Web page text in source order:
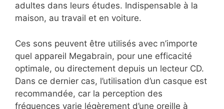
adultes dans leurs études. Indispensable à la
maison, au travail et en voiture.
Ces sons peuvent être utilisés avec n’importe
quel appareil Megabrain, pour une efficacité
optimale, ou directement depuis un lecteur CD.
Dans ce dernier cas, l’utilisation d’un casque est
recommandée, car la perception des
fréquences varie légèrement d’une oreille à